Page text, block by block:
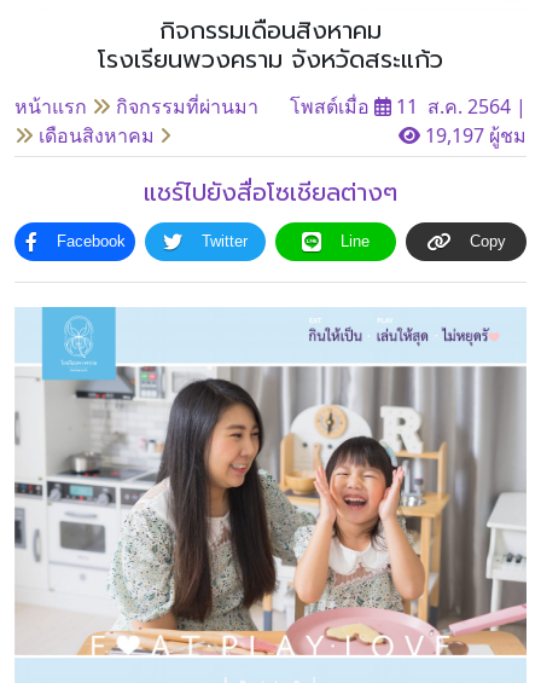
พันธ
กิจ
โครงสร้าง
ขอบข่าย
และ
ภารกิจ
หลักสูตร
ประถม
ศึกษา
หลักสูตร
มัธยมศึกษา
ผ่าน
มา
กิจกรรมเดือนสิงหาคม
โรงเรียนพวงคราม จังหวัดสระแก้ว
หน้าแรก
กิจกรรมที่ผ่านมา
เดือนสิงหาคม
โพสต์เมื่อ 11 ส.ค. 2564 |
19,197 ผู้ชม
แชร์ไปยังสื่อโซเชียลต่างๆ
Facebook Twitter Line Copy